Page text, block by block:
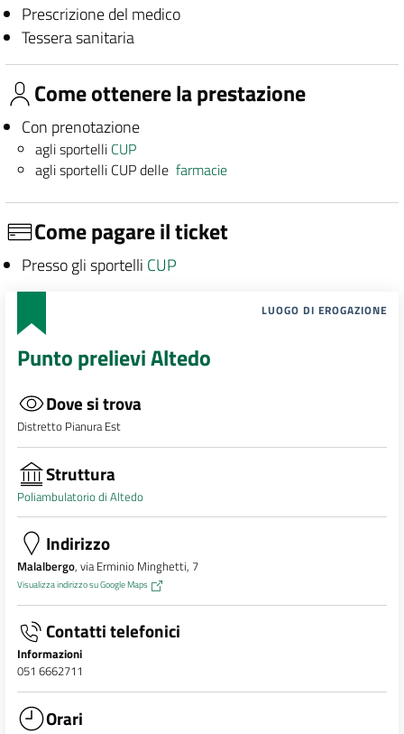
Prescrizione del medico
Tessera sanitaria
Come ottenere la prestazione
Con prenotazione
agli sportelli CUP
agli sportelli CUP dellefarmacie
Come pagare il ticket
Presso gli sportelli CUP
LUOGO DI EROGAZIONE
Punto prelievi Altedo
Dove si trova
Distretto Pianura Est
Struttura
Poliambulatorio di Altedo
Indirizzo
Malalbergo, via Erminio Minghetti, 7
Visualizza indirizzo su Google Maps
Contatti telefonici
Informazioni
051 6662711
Orari